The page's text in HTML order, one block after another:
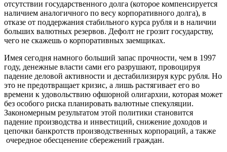
отсутствии государственного долга (которое компенсируется
наличием аналогичного по весу корпоративного долга), в
отказе от поддержания стабильного курса рубля и в наличии
больших валютных резервов. Дефолт не грозит государству,
чего не скажешь о корпоративных заемщиках.
Имея сегодня намного больший запас прочности, чем в 1997
году, денежные власти сами его разрушают, провоцируя
падение деловой активности и дестабилизируя курс рубля. Но
это не предотвращает кризис, а лишь растягивает его во
времени к удовольствию офшорной олигархии, которая может
без особого риска планировать валютные спекуляции.
Закономерным результатом этой политики становится
падение производства и инвестиций, снижение доходов и
цепочки банкротств производственных корпораций, а также
очередное обесценение сбережений граждан.